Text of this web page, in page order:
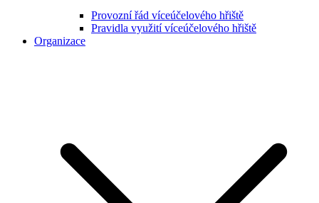
Provozní řád víceúčelového hřiště
Pravidla využití víceúčelového hřiště
Organizace